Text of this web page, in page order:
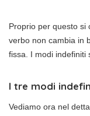
Proprio per questo si
verbo non cambia in
fissa. I modi indefiniti
I tre modi
Vediamo ora nel